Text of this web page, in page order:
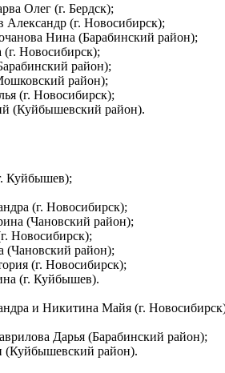
Олег (г. Бердск);
(г. Новосибирск);
Нина (Барабинский район);
Новосибирск);
район);
район);
(г. Новосибирск);
(Куйбышевский район).
Куйбышев);
(г. Новосибирск);
(Чановский район);
Новосибирск);
(Чановский район);
(г. Новосибирск);
(г. Куйбышев).
и Никитина Майя (г.
Дарья (Барабинский район);
(Куйбышевский район).